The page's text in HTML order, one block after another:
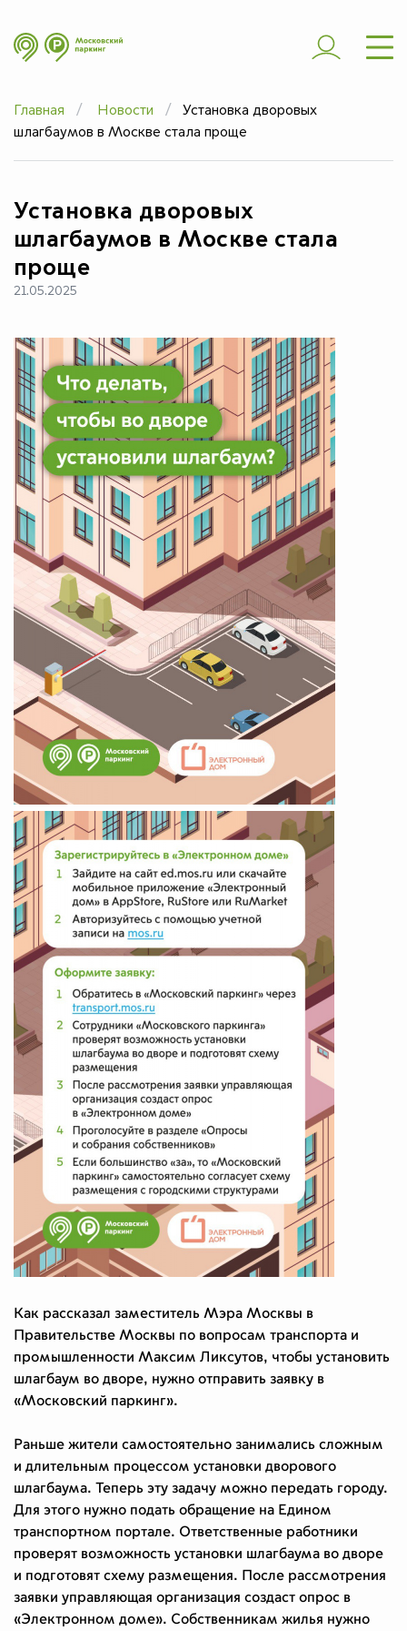
ШТРАФЫ
ЧАСТЫЕ ВОПРОСЫ
ДОПОЛНИТЕЛЬНО
Главная Новости
Установка дворовых
шлагбаумов в Москве стала проще
Установка дворовых
шлагбаумов в Москве стала
проще
21.05.2025
Как рассказал заместитель Мэра Москвы в
Правительстве Москвы по вопросам транспорта и
промышленности Максим Ликсутов, чтобы установить
шлагбаум во дворе, нужно отправить заявку в
«Московский паркинг».
Раньше жители самостоятельно занимались сложным
и длительным процессом установки дворового
шлагбаума. Теперь эту задачу можно передать городу.
Для этого нужно подать обращение на Едином
транспортном портале. Ответственные работники
проверят возможность установки шлагбаума во дворе
и подготовят схему размещения. После рассмотрения
заявки управляющая организация создаст опрос в
«Электронном доме». Собственникам жилья нужно